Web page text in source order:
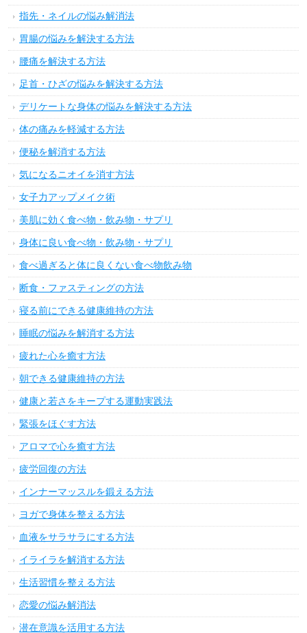
指先・ネイルの悩み解消法
胃腸の悩みを解決する方法
腰痛を解決する方法
足首・ひざの悩みを解決する方法
デリケートな身体の悩みを解決する方法
体の痛みを軽減する方法
便秘を解消する方法
気になるニオイを消す方法
女子力アップメイク術
美肌に効く食べ物・飲み物・サプリ
身体に良い食べ物・飲み物・サプリ
食べ過ぎると体に良くない食べ物飲み物
断食・ファスティングの方法
寝る前にできる健康維持の方法
睡眠の悩みを解消する方法
疲れた心を癒す方法
朝できる健康維持の方法
健康と若さをキープする運動実践法
緊張をほぐす方法
アロマで心を癒す方法
疲労回復の方法
インナーマッスルを鍛える方法
ヨガで身体を整える方法
血液をサラサラにする方法
イライラを解消する方法
生活習慣を整える方法
恋愛の悩み解消法
潜在意識を活用する方法